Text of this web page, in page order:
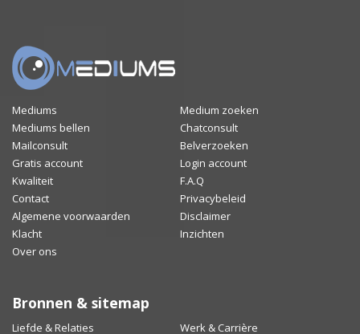
Mediums
Medium zoeken
Mediums bellen
Chatconsult
Mailconsult
Belverzoeken
Gratis account
Login account
Kwaliteit
F.A.Q
Contact
Privacybeleid
Algemene voorwaarden
Disclaimer
Klacht
Inzichten
Over ons
Bronnen & sitemap
Liefde & Relaties Werk & Carrière